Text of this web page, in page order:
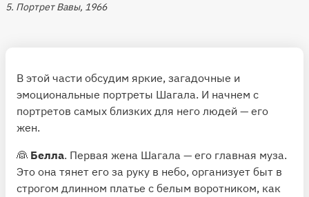
5. Портрет Вавы, 1966
В этой части обсудим яркие, загадочные и
эмоциональные портреты Шагала. И начнем с
портретов самых близких для него людей — его
жен.
👰 Белла. Первая жена Шагала — его главная муза.
Это она тянет его за руку в небо, организует быт в
строгом длинном платье с белым воротником, как